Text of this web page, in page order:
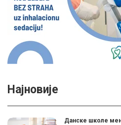
Најновије
Данске школе